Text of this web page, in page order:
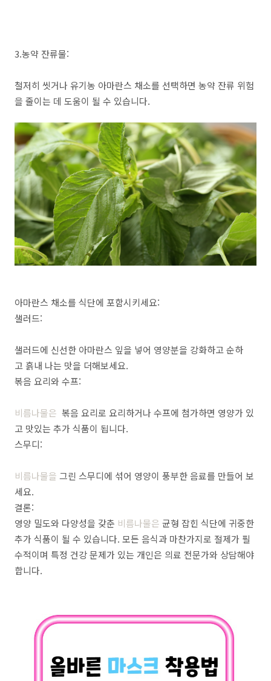
3.농약 잔류물:
철저히 씻거나 유기농 아마란스 채소를 선택하면 농약 잔류 위험
을 줄이는 데 도움이 될 수 있습니다.
아마란스 채소를 식단에 포함시키세요:
샐러드:
샐러드에 신선한 아마란스 잎을 넣어 영양분을 강화하고 순하
고 흙내 나는 맛을 더해보세요.
볶음 요리와 수프:
비름나물은 볶음 요리로 요리하거나 수프에 첨가하면 영양가 있
고 맛있는 추가 식품이 됩니다.
스무디:
비름나물을 그린 스무디에 섞어 영양이 풍부한 음료를 만들어 보
세요.
결론:
영양 밀도와 다양성을 갖춘 비름나물은 균형 잡힌 식단에 귀중한
추가 식품이 될 수 있습니다. 모든 음식과 마찬가지로 절제가 필
수적이며 특정 건강 문제가 있는 개인은 의료 전문가와 상담해야
합니다.